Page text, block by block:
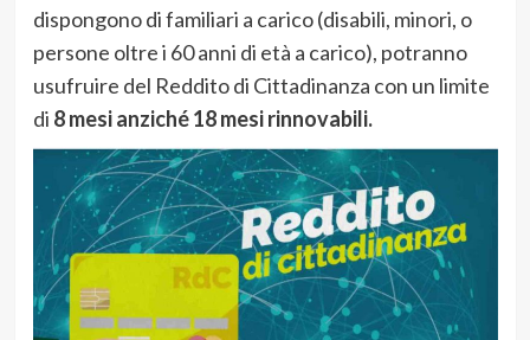
dispongono di familiari a carico (disabili, minori, o
persone oltre i 60 anni di età a carico), potranno
usufruire del Reddito di Cittadinanza con un limite
di 8 mesi anziché 18 mesi rinnovabili.